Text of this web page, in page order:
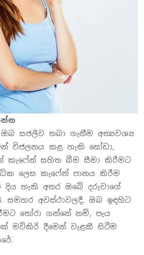
සජලීව තබා ගැනීම අත්‍යවශ්‍ය
විජලනය කළ හැකි සෝඩා,
කැෆේන් සහිත බීම සීමා කිරීමට
ලෙස කැෆේන් පානය කිරීම
දිය හැකි අතර ඔබේ දරුවාගේ
සමහර අවස්ථාවලදී, ඔබ ඉඳහිට
තෝරා ගන්නේ නම්, පැය
මව්කිරි දීමෙන් වැළකී සිටීම